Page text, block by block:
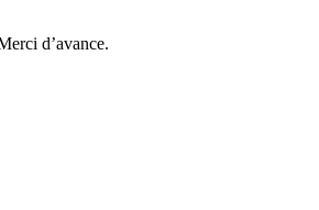
d’avance.